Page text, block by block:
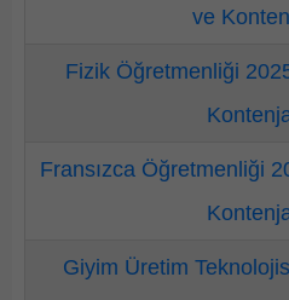
ve
Fizik Öğretmenliği
Fransızca Öğretmenliği
Giyim Üretim